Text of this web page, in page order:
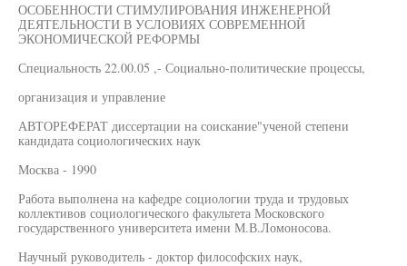
ОСОБЕННОСТИ СТИМУЛИРОВАНИЯ ИНЖЕНЕРНОЙ
ДЕЯТЕЛЬНОСТИ В УСЛОВИЯХ СОВРЕМЕННОЙ
ЭКОНОМИЧЕСКОЙ РЕФОРМЫ
Специальность 22.00.05 ,- Социально-политические процессы,
организация и управление
АВТОРЕФЕРАТ диссертации на соискание"ученой степени
кандидата социологических наук
Москва - 1990
Работа выполнена на кафедре социологии труда и трудовых
коллективов социологического факультета Московского
государственного университета имени М.В.Ломоносова.
Научный руководитель - доктор философских наук,